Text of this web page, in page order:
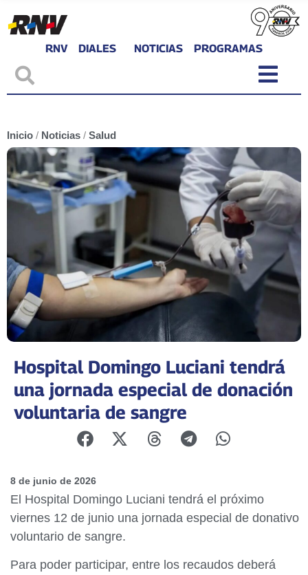
RNV DIALES NOTICIAS PROGRAMAS
Inicio / Noticias / Salud
Hospital Domingo Luciani tendrá
una jornada especial de donación
voluntaria de sangre
8 de junio de 2026
El Hospital Domingo Luciani tendrá el próximo
viernes 12 de junio una jornada especial de donativo
voluntario de sangre.
Para poder participar, entre los recaudos deberá